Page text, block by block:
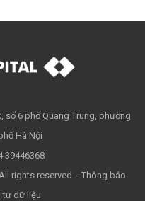
số 6 phố Quang Trung, phường
Hà Nội
39446368
rights reserved. -Thông báo
tư dữ liệu